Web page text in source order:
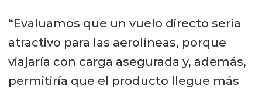
“Evaluamos que un vuelo directo sería
atractivo para las aerolíneas, porque
viajaría con carga asegurada y, además,
permitiría que el producto llegue más